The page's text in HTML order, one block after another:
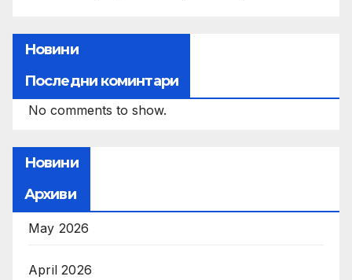
Новини
Последни коминтари
No comments to show.
Новини
Архиви
May 2026
April 2026